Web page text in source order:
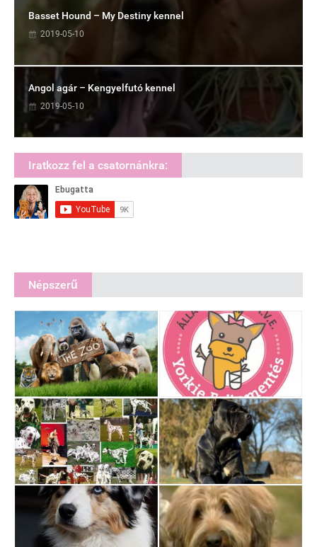
Basset Hound – My Destiny kennel
2019-05-10
Angol agár – Kengyelfutó kennel
2019-05-10
Iratkozz fel a csatornánkra:
Népszerű